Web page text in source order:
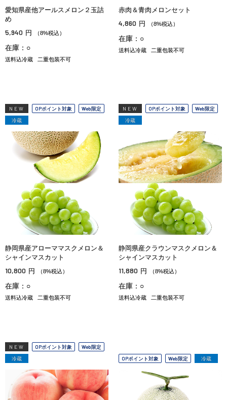
愛知県産他アールスメロン２玉詰
め
5,940 円 （8%税込）
在庫：○
送料込冷蔵 二重包装不可
赤肉＆青肉メロンセット
4,860 円 （8%税込）
在庫：○
送料込冷蔵 二重包装不可
NEW OPポイント対象
Web限定
冷蔵
静岡県産アローママスクメロン＆
シャインマスカット
10,800 円 （8%税込）
在庫：○
送料込冷蔵 二重包装不可
NEW OPポイント対象
Web限定
冷蔵
静岡県産クラウンマスクメロン＆
シャインマスカット
11,880 円 （8%税込）
在庫：○
送料込冷蔵 二重包装不可
NEW OPポイント対象
Web限定
冷蔵
OPポイント対象 Web限定 冷蔵